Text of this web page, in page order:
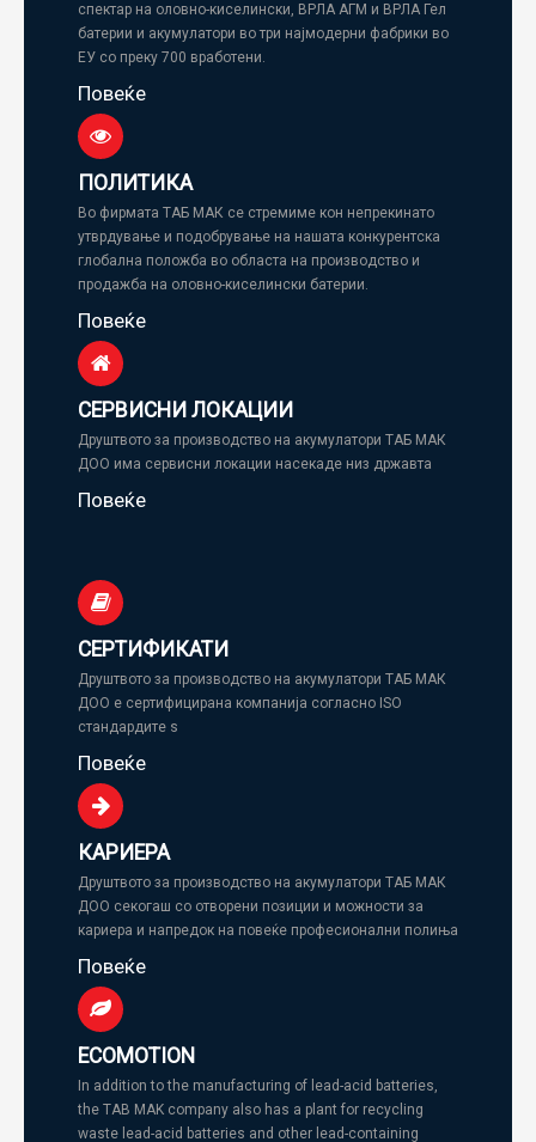
спектар на оловно-киселински, ВРЛА АГМ и ВРЛА Гел
батерии и акумулатори во три најмодерни фабрики во
ЕУ со преку 700 вработени.
Повеќе
ПОЛИТИКА
Во фирмата ТАБ МАК се стремиме кон непрекинато
утврдување и подобрување на нашата конкурентска
глобална положба во областа на производство и
продажба на оловно-киселински батерии.
Повеќе
СЕРВИСНИ ЛОКАЦИИ
Друштвото за производство на акумулатори ТАБ МАК
ДОО има сервисни локации насекаде низ државта
Повеќе
СЕРТИФИКАТИ
Друштвото за производство на акумулатори ТАБ МАК
ДОО е сертифицирана компанија согласно ISO
стандардите s
Повеќе
КАРИЕРА
Друштвото за производство на акумулатори ТАБ МАК
ДОО секогаш со отворени позиции и можности за
кариера и напредок на повеќе професионални полиња
Повеќе
ECOMOTION
In addition to the manufacturing of lead-acid batteries,
the TAB MAK company also has a plant for recycling
waste lead-acid batteries and other lead-containing